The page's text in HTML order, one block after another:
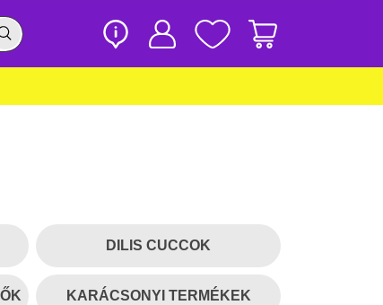
DILIS CUCCOK
KARÁCSONYI TERMÉKEK